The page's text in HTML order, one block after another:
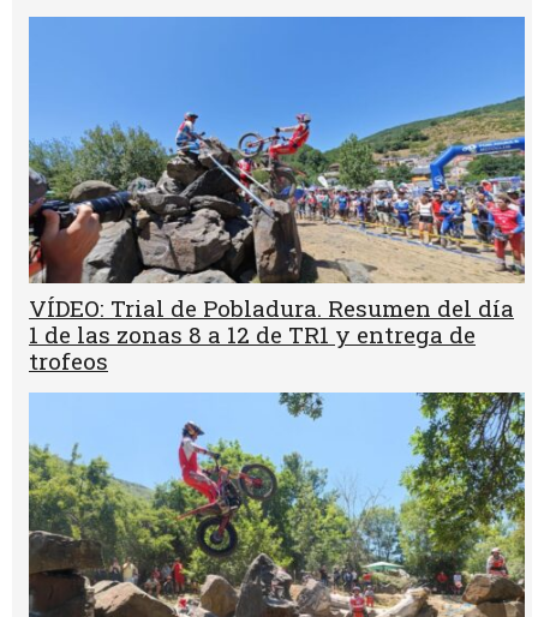
VÍDEO: Trial de Pobladura. Resumen del día
1 de las zonas 8 a 12 de TR1 y entrega de
trofeos